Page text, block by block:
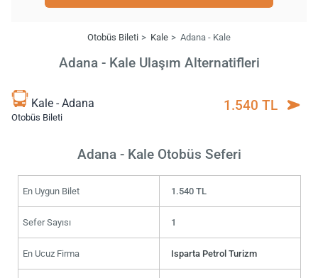
Otobüs Bileti Kale Adana - Kale
Adana - Kale Ulaşım Alternatifleri
Kale - Adana
Otobüs Bileti
1.540 TL
Adana - Kale Otobüs Seferi
En Uygun Bilet 1.540 TL
Sefer Sayısı 1
En Ucuz Firma Isparta Petrol Turizm